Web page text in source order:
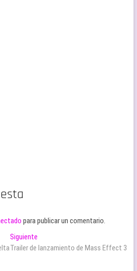
para publicar un comentario.
Siguiente
siguiente:
Trailer de lanzamiento de Mass Effect 3